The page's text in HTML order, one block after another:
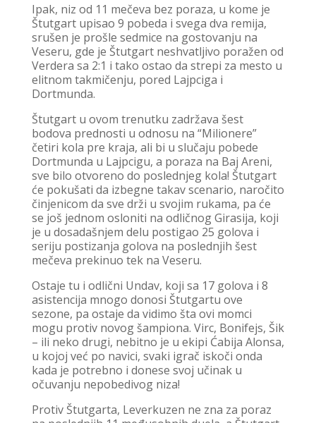
Ipak, niz od 11 mečeva bez poraza, u kome je
Štutgart upisao 9 pobeda i svega dva remija,
srušen je prošle sedmice na gostovanju na
Veseru, gde je Štutgart neshvatljivo poražen od
Verdera sa 2:1 i tako ostao da strepi za mesto u
elitnom takmičenju, pored Lajpciga i
Dortmunda.
Štutgart u ovom trenutku zadržava šest
bodova prednosti u odnosu na “Milionere”
četiri kola pre kraja, ali bi u slučaju pobede
Dortmunda u Lajpcigu, a poraza na Baj Areni,
sve bilo otvoreno do poslednjeg kola! Štutgart
će pokušati da izbegne takav scenario, naročito
činjenicom da sve drži u svojim rukama, pa će
se još jednom osloniti na odličnog Girasija, koji
je u dosadašnjem delu postigao 25 golova i
seriju postizanja golova na poslednjih šest
mečeva prekinuo tek na Veseru.
Ostaje tu i odlični Undav, koji sa 17 golova i 8
asistencija mnogo donosi Štutgartu ove
sezone, pa ostaje da vidimo šta ovi momci
mogu protiv novog šampiona. Virc, Bonifejs, Šik
– ili neko drugi, nebitno je u ekipi Ćabija Alonsa,
u kojoj već po navici, svaki igrač iskoči onda
kada je potrebno i donese svoj učinak u
očuvanju nepobedivog niza!
Protiv Štutgarta, Leverkuzen ne zna za poraz